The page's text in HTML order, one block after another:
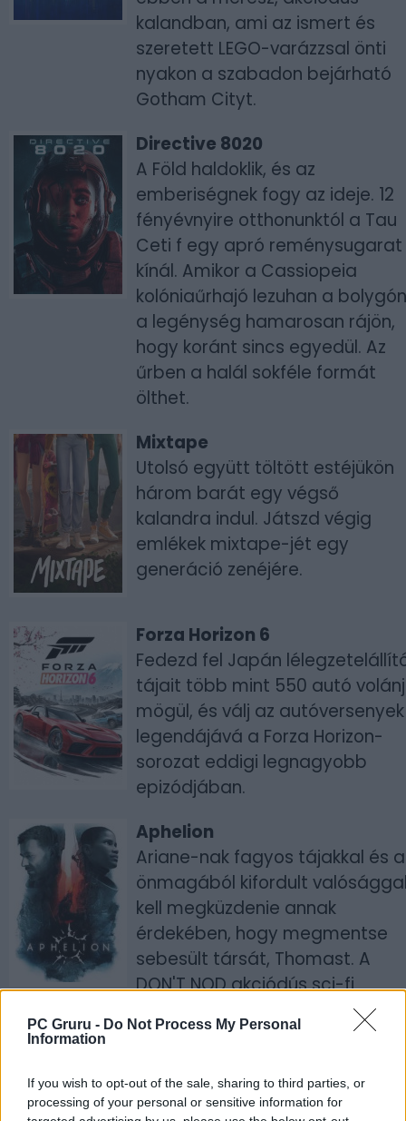
PC Gruru - Do Not Process My Personal
Information
If you wish to opt-out of the sale, sharing to third parties, or
processing of your personal or sensitive information for
kalandban, ami az ismert és
szeretett LEGO-varázzsal önti
nyakon a szabadon bejárható
Gotham Cityt.
Directive 8020
A Föld haldoklik, és az
emberiségnek fogy az ideje. 12
fényévnyire otthonunktól a Tau
Ceti f egy apró reménysugarat
kínál. Amikor a Cassiopeia
kolóniaűrhajó lezuhan a
a legénység hamarosan rájön,
hogy koránt sincs egyedül. Az
űrben a halál sokféle formát
ölthet.
Mixtape
Utolsó együtt töltött estéjükön
három barát egy végső
kalandra indul. Játszd végig
emlékek mixtape-jét egy
generáció zenéjére.
Forza Horizon 6
Fedezd fel Japán
tájait több mint 550 autó
mögül, és válj az autóversenyek
legendájává a Forza Horizon-
sorozat eddigi legnagyobb
epizódjában.
Aphelion
Ariane-nak fagyos tájakkal és
önmagából kifordult
kell megküzdenie annak
érdekében, hogy megmentse
sebesült társát, Thomast. A
DON'T NOD akciódús sci-fi
kalandja ötvözi a felfedezést az
intenzív lopakodós részekkel.
Gray Zone Warfare
Lépj be egy magas tétekkel teli,